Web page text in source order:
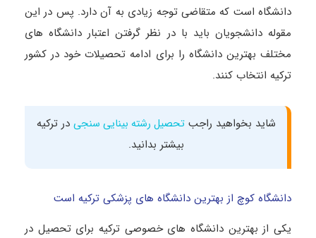
دانشگاه است که متقاضی توجه زیادی به آن دارد. پس در این
مقوله دانشجویان باید با در نظر گرفتن اعتبار دانشگاه‌ های
مختلف بهترین دانشگاه را برای ادامه تحصیلات خود در کشور
ترکیه انتخاب کنند.
شاید بخواهید راجبتحصیل رشته بینایی سنجی در ترکیه
بیشتر بدانید.
دانشگاه کوچ از بهترین دانشگاه های پزشکی ترکیه است
یکی از بهترین دانشگاه های خصوصی ترکیه برای تحصیل در